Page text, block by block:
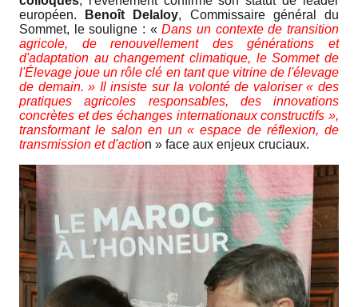
européen.
Benoît Delaloy, Commissaire général du
Sommet, le souligne : «Dans un contexte de transition
agricole, de renouvellement des générations et
d'adaptation au changement climatique, le Sommet de
l'Élevage joue un rôle clé en tant que vitrine de l'élevage
de demain. » Il insiste sur la volonté de valoriser « des
pratiques agricoles responsables, des innovations
concrètes et des échanges internationaux constructifs »,
transformant le salon en un « espace de réflexion, de
transmission et d'action » face aux enjeux cruciaux.